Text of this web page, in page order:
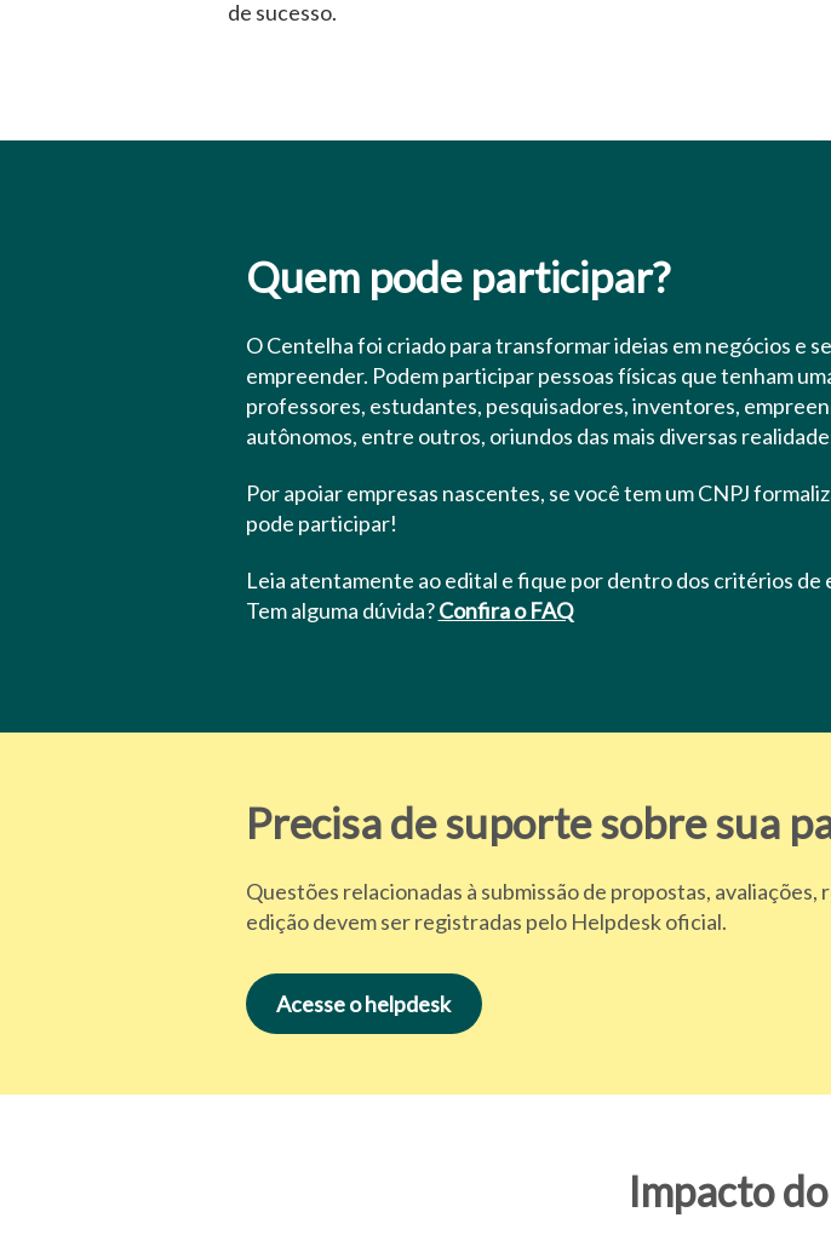
de sucesso.
Quem pode participar?
O Centelha foi criado para transformar ideias em negócios e
empreender. Podem participar pessoas físicas que tenham
professores, estudantes, pesquisadores, inventores,
autônomos, entre outros, oriundos das mais diversas
Por apoiar empresas nascentes, se você tem um CNPJ
pode participar!
Leia atentamente ao edital e fique por dentro dos critérios de
Tem alguma dúvida?Confira o FAQ
Precisa de suporte sobre sua
Questões relacionadas à submissão de propostas,
edição devem ser registradas pelo Helpdesk oficial.
Acesse o helpdesk
Impacto